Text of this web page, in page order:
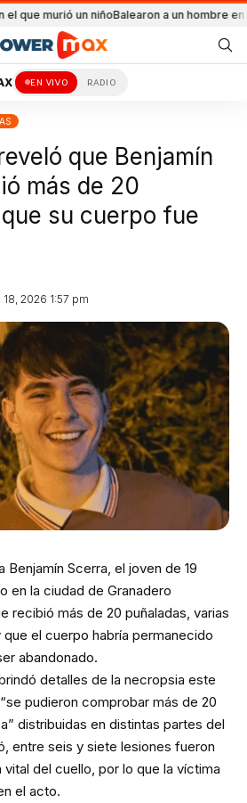
un niñoBalearon a un hombre en un
EN VIVO RADIO
que Benjamín
más de 20
su cuerpo fue
2026 1:57 pm
Benjamín Scerra, el joven de 19
en la ciudad de Granadero
recibió más de 20 puñaladas, varias
el cuerpo habría permanecido
abandonado.
detalles de la necropsia este
pudieron comprobar más de 20
distribuidas en distintas partes del
entre seis y siete lesiones fueron
del cuello, por lo que la víctima
el acto.